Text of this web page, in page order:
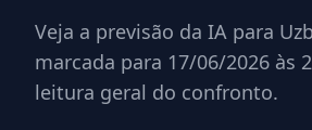
Veja a previsão da IA para
marcada para 17/06/2026 às
leitura geral do confronto.